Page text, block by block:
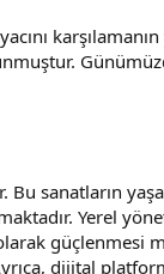
sanatların
Yerel
güçlenmesi
dijital